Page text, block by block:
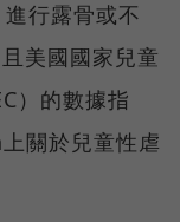
行露骨或不
美國國家兒童
）的數據指
關於兒童性虐